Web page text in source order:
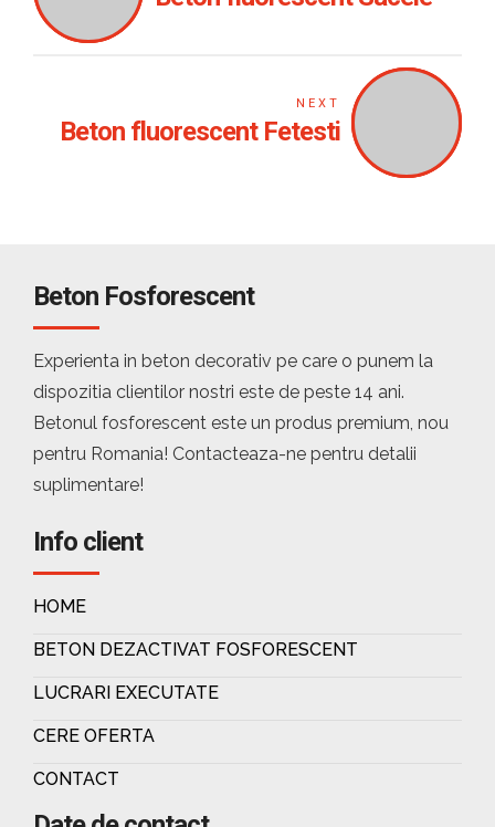
NEXT
Beton fluorescent Fetesti
Beton Fosforescent
Experienta in beton decorativ pe care o punem la
dispozitia clientilor nostri este de peste 14 ani.
Betonul fosforescent este un produs premium, nou
pentru Romania! Contacteaza-ne pentru detalii
suplimentare!
Info client
HOME
BETON DEZACTIVAT FOSFORESCENT
LUCRARI EXECUTATE
CERE OFERTA
CONTACT